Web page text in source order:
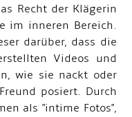
Recht der Klägerin
im inneren Bereich.
darüber, dass die
Videos und
wie sie nackt oder
posiert. Durch
als "intime Fotos",